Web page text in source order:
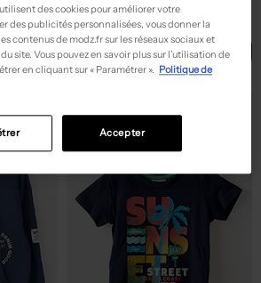
T-shirt - Fermeture pressionnée bleu
T :9 M
ACHAT EXPRESS
des cookies pour améliorer votre
des publicités personnalisées, vous donner la
contenus de modz.fr sur les réseaux sociaux et
site. Vous pouvez en savoir plus sur l’utilisation de
en cliquant sur « Paramétrer ». Politique de
Accepter